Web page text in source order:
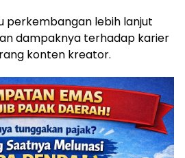
perkembangan lebih lanjut
dampaknya terhadap karier
konten kreator.